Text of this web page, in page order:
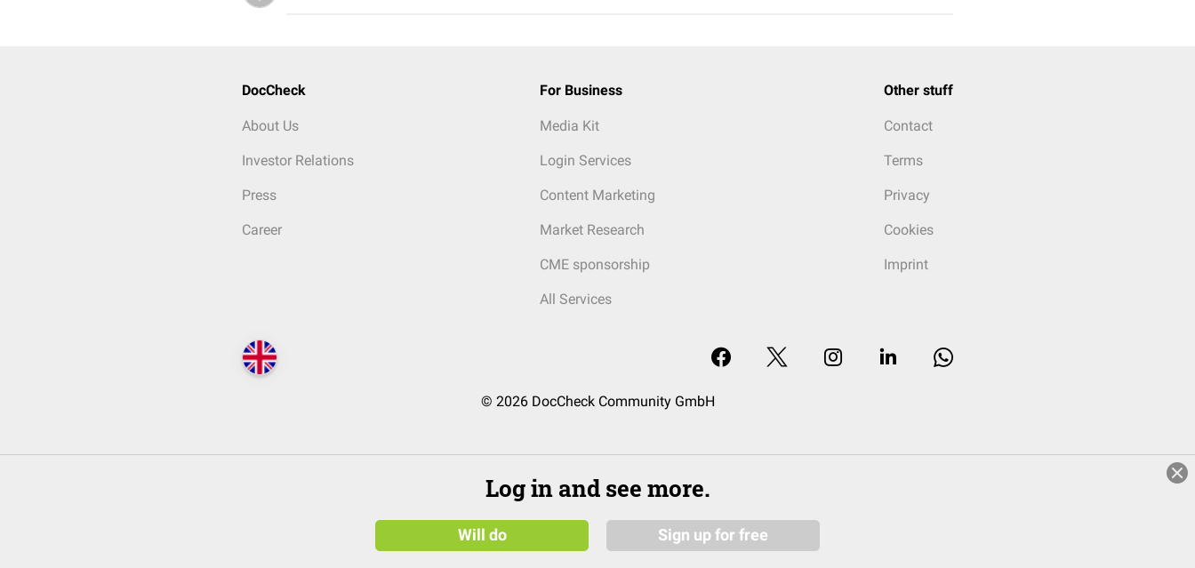
DocCheck
About Us
Investor Relations
Press
Career
For Business
Media Kit
Login Services
Content Marketing
Market Research
CME sponsorship
All Services
Other stuff
Contact
Terms
Privacy
Cookies
Imprint
© 2026 DocCheck Community GmbH
Log in and see more.
Will do Sign up for free